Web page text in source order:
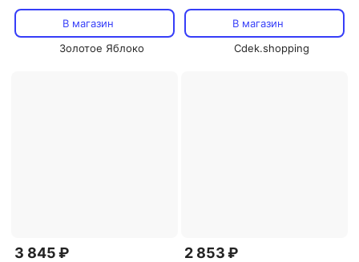
В магазин
Золотое Яблоко
от OYSTER Oyster Cosmetics
В магазин
Cdek.shopping
3 845 ₽ 2 853 ₽